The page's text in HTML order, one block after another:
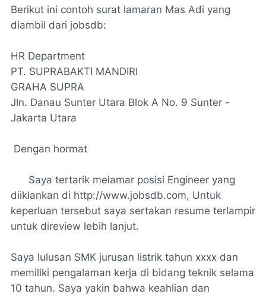
Berikut ini contoh surat lamaran Mas Adi yang
diambil dari jobsdb:
HR Department
PT. SUPRABAKTI MANDIRI
GRAHA SUPRA
Jln. Danau Sunter Utara Blok A No. 9 Sunter -
Jakarta Utara
Dengan hormat
Saya tertarik melamar posisi Engineer yang
diiklankan di http://www.jobsdb.com, Untuk
keperluan tersebut saya sertakan resume terlampir
untuk direview lebih lanjut.
Saya lulusan SMK jurusan listrik tahun xxxx dan
memiliki pengalaman kerja di bidang teknik selama
10 tahun. Saya yakin bahwa keahlian dan